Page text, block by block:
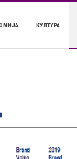
КУЛТУРА